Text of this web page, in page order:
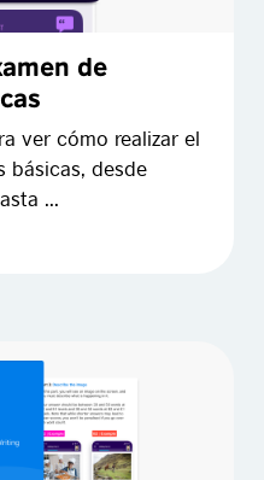
de
ver cómo realizar el
básicas, desde
...